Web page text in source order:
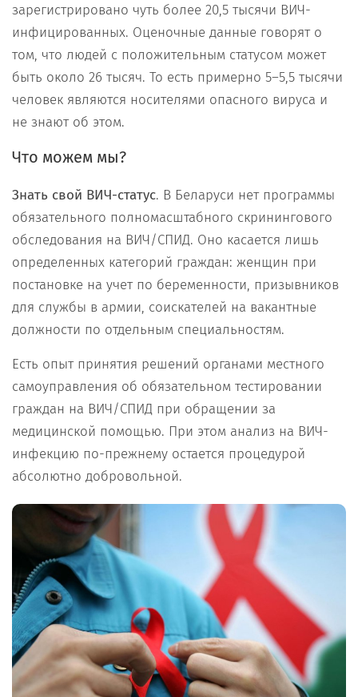
зарегистрировано чуть более 20,5 тысячи ВИЧ-
инфицированных. Оценочные данные говорят о
том, что людей с положительным статусом может
быть около 26 тысяч. То есть примерно 5–5,5 тысячи
человек являются носителями опасного вируса и
не знают об этом.
Что можем мы?
Знать свой ВИЧ-статус. В Беларуси нет программы
обязательного полномасштабного скринингового
обследования на ВИЧ/СПИД. Оно касается лишь
определенных категорий граждан: женщин при
постановке на учет по беременности, призывников
для службы в армии, соискателей на вакантные
должности по отдельным специальностям.
Есть опыт принятия решений органами местного
самоуправления об обязательном тестировании
граждан на ВИЧ/СПИД при обращении за
медицинской помощью. При этом анализ на ВИЧ-
инфекцию по-прежнему остается процедурой
абсолютно добровольной.